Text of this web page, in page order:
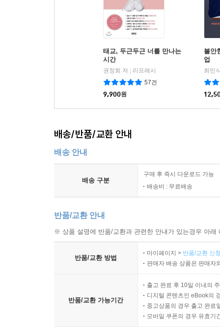
태교, 두근두근 너를 만나는
시간
권정희 저 | 리프레시
57건
9,900원
불안
업
최민
배송/반품/교환 안내
배송 안내
배송 구분
구매 후 즉시 다운로드 가능
배송비 : 무료배송
반품/교환 안내
※ 상품 설명에 반품/교환과 관련한 안내가 있는경우 아
반품/교환 방법
마이페이지 > 반품/교환 신
판매자 배송 상품은 판매자
반품/교환 가능기간
출고 완료 후 10일 이내의
디지털 콘텐츠인 eBook의
중고상품의 경우 출고 완료
모바일 쿠폰의 경우 유효기